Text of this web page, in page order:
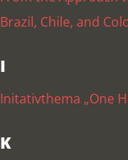
Brazil, Chile, and
I
Initativthema „One
K